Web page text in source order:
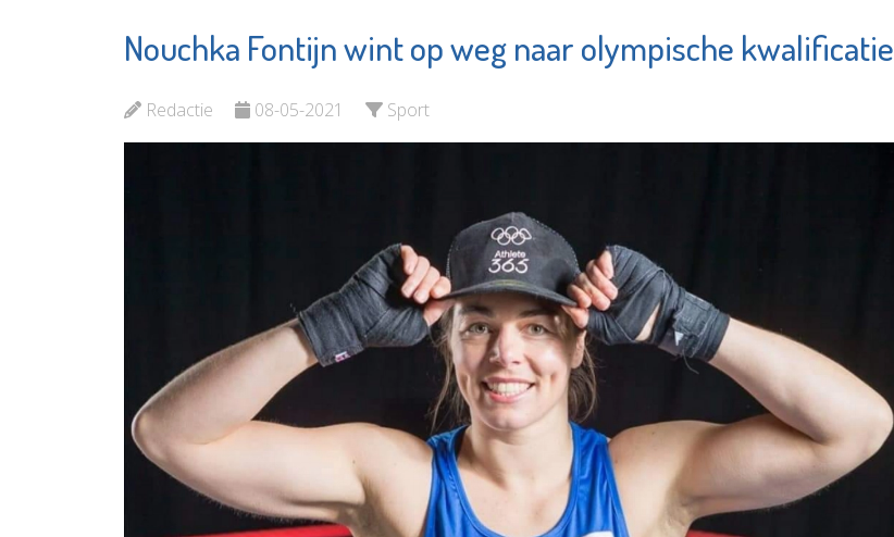
Nouchka Fontijn wint op weg naar olympische kwalificatie
Redactie 08-05-2021 Sport
Schiedam
Bekijk de pagina
Stedelijk
Gymnasium
Schiedam
Bekijk de pagina
Irado